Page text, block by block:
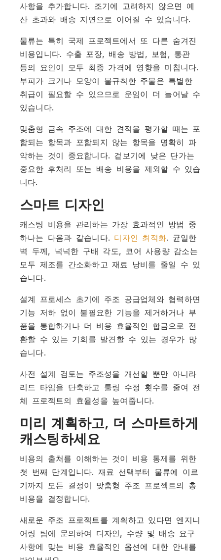
사항을 추가합니다. 조기에 고려하지 않으면 예
산 초과와 배송 지연으로 이어질 수 있습니다.
물류는 특히 국제 프로젝트에서 또 다른 숨겨진
비용입니다. 수출 포장, 배송 방법, 보험, 통관
등의 요인이 모두 최종 가격에 영향을 미칩니다.
부피가 크거나 모양이 불규칙한 주물은 특별한
취급이 필요할 수 있으므로 운임이 더 늘어날 수
있습니다.
맞춤형 금속 주조에 대한 견적을 평가할 때는 포
함되는 항목과 포함되지 않는 항목을 명확히 파
악하는 것이 중요합니다. 겉보기에 낮은 단가는
중요한 후처리 또는 배송 비용을 제외할 수 있습
니다.
스마트 디자인
캐스팅 비용을 관리하는 가장 효과적인 방법 중
하나는 다음과 같습니다. 디자인 최적화. 균일한
벽 두께, 넉넉한 구배 각도, 코어 사용량 감소는
모두 제조를 간소화하고 재료 낭비를 줄일 수 있
습니다.
설계 프로세스 초기에 주조 공급업체와 협력하면
기능 저하 없이 불필요한 기능을 제거하거나 부
품을 통합하거나 더 비용 효율적인 합금으로 전
환할 수 있는 기회를 발견할 수 있는 경우가 많
습니다.
사전 설계 검토는 주조성을 개선할 뿐만 아니라
리드 타임을 단축하고 툴링 수정 횟수를 줄여 전
체 프로젝트의 효율성을 높여줍니다.
미리 계획하고, 더 스마트하게
캐스팅하세요
비용의 출처를 이해하는 것이 비용 통제를 위한
첫 번째 단계입니다. 재료 선택부터 물류에 이르
기까지 모든 결정이 맞춤형 주조 프로젝트의 총
비용을 결정합니다.
새로운 주조 프로젝트를 계획하고 있다면 엔지니
어링 팀에 문의하여 디자인, 수량 및 배송 요구
사항에 맞는 비용 효율적인 옵션에 대한 안내를